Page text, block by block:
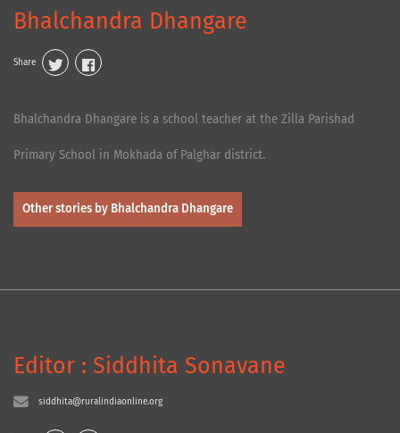
Bhalchandra Dhangare
Share
Bhalchandra Dhangare is a school teacher at the Zilla Parishad
Primary School in Mokhada of Palghar district.
Other stories by Bhalchandra Dhangare
Editor : Siddhita Sonavane
siddhita@ruralindiaonline.org